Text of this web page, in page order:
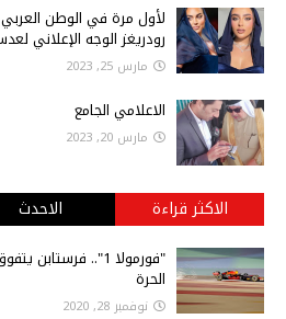
لأول مرة في الوطن
رودريغز الوجه الإعلاني
مارس 25, 2023
الاعلامي الجامع
مارس 20, 2023
الاكثر قراءة الاحدث
"فورمولا 1"..
الحرة
نوفمبر 28, 2020